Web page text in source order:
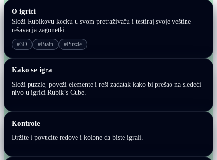
O igrici
Složi Rubikovu kocku u svom pretraživaču i testiraj svoje veštine
rešavanja zagonetki.
#3D #Brain #Puzzle
Kako se igra
Složi puzzle, poveži elemente i reši zadatak kako bi prešao na sledeći
nivo u igrici Rubik’s Cube.
Kontrole
Držite i povucite redove i kolone da biste igrali.